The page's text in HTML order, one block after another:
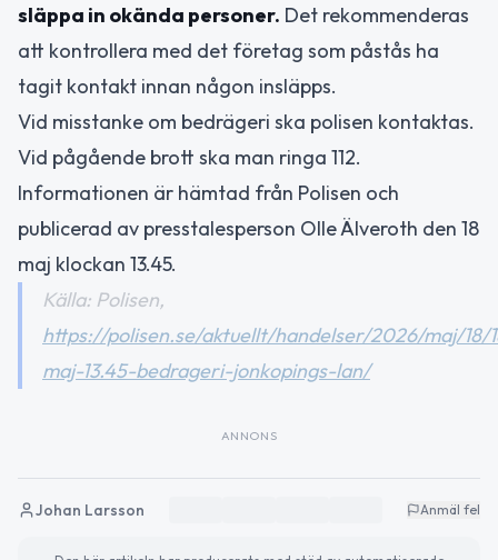
släppa in okända personer. Det rekommenderas
att kontrollera med det företag som påstås ha
tagit kontakt innan någon insläpps.
Vid misstanke om bedrägeri ska polisen kontaktas.
Vid pågående brott ska man ringa 112.
Informationen är hämtad från Polisen och
publicerad av presstalesperson Olle Älveroth den 18
maj klockan 13.45.
Källa: Polisen,
https://polisen.se/aktuellt/handelser/2026/maj/18/
maj-13.45-bedrageri-jonkopings-lan/
ANNONS
Johan Larsson Anmäl fel